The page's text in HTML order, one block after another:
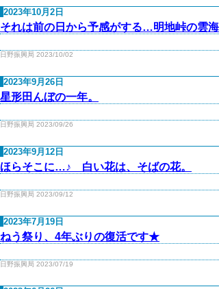
2023年10月2日
それは前の日から予感がする…明地峠の雲海
日野振興局 2023/10/02
2023年9月26日
星形田んぼの一年。
日野振興局 2023/09/26
2023年9月12日
ほらそこに…♪ 白い花は、そばの花。
日野振興局 2023/09/12
2023年7月19日
ねう祭り、4年ぶりの復活です★
日野振興局 2023/07/19